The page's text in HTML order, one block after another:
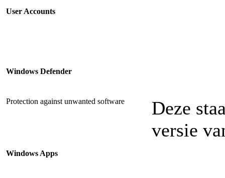
User Accounts
Windows Defender
Protection against unwanted software
Deze
versie
Windows Apps